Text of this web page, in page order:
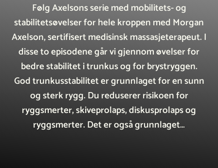
Følg Axelsons serie med mobilitets- og
stabilitetsøvelser for hele kroppen med Morgan
Axelson, sertifisert medisinsk massasjeterapeut. I
disse to episodene går vi gjennom øvelser for
bedre stabilitet i trunkus og for brystryggen.
God trunkusstabilitet er grunnlaget for en sunn
og sterk rygg. Du reduserer risikoen for
ryggsmerter, skiveprolaps, diskusprolaps og
ryggsmerter. Det er også grunnlaget…